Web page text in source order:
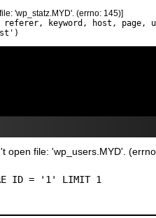
'wp_statz.MYD'. (errno: 145)]
keyword, host, page,
open file: 'wp_users.MYD'.
ID = '1' LIMIT 1